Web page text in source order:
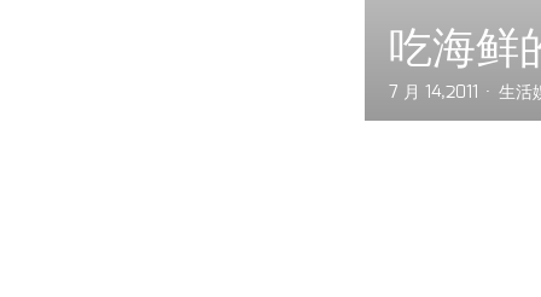
吃海鲜
7 月 14,2011 生活